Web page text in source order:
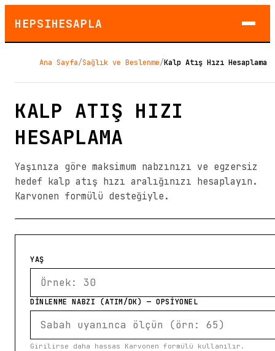
HEPSIHESAPLA
Ana Sayfa/Sağlık ve Beslenme/Kalp Atış Hızı Hesaplama
KALP ATIŞ HIZI
HESAPLAMA
Yaşınıza göre maksimum nabzınızı ve egzersiz
hedef kalp atış hızı aralığınızı hesaplayın.
Karvonen formülü desteğiyle.
YAŞ
DİNLENME NABZI (ATIM/DK) — OPSIYONEL
Girilirse daha hassas Karvonen formülü kullanılır.